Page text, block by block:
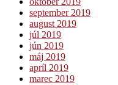
september 2019
august 2019
júl 2019
jún 2019
máj 2019
apríl 2019
marec 2019